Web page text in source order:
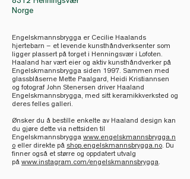
Norge
Engelskmannsbrygga er Cecilie Haalands
hjertebarn – et levende kunsthåndverksenter som
ligger plassert på torget i Henningsvær i Lofoten.
Haaland har vært eier og aktiv kunsthåndverker på
Engelskmannsbrygga siden 1997. Sammen med
glassblåserne Mette Paalgard, Heidi Kristiannsen
og fotograf John Stenersen driver Haaland
Engelskmannsbrygga, med sitt keramikkverksted og
deres felles galleri.
Ønsker du å bestille enkelte av Haaland design kan
du gjøre dette via nettsiden til
Engelskmannsbrygga www.engelskmannsbrygga.n
o eller direkte på shop.engelskmannsbrygga.no. Du
finner også et større og oppdatert utvalg
på www.instagram.com/engelskmannsbrygga.